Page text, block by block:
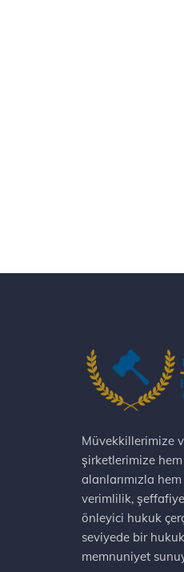
Müvekkillerimize
şirketlerimize
alanlarımızla
verimlilik,
önleyici hukuk
seviyede bir
memnuniyet